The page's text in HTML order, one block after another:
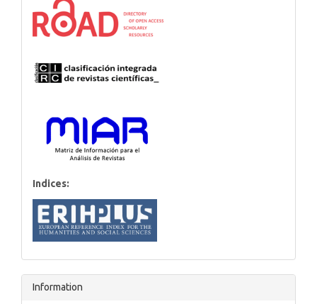
Indices:
Information